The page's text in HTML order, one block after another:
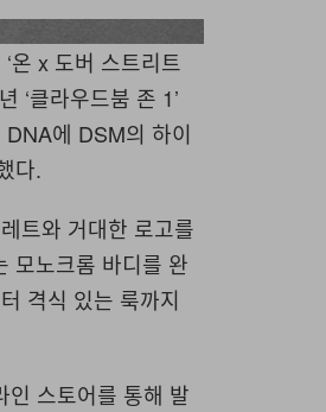
온 x 도버 스트리트
‘클라우드붐 존 1’
에 DSM의 하이
다.
트와 거대한 로고를
모노크롬 바디를 완
격식 있는 룩까지
인 스토어를 통해 발